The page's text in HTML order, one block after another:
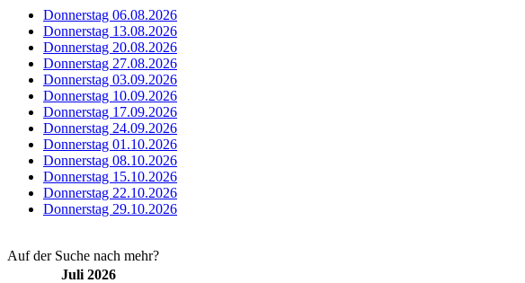
Donnerstag 06.08.2026
Donnerstag 13.08.2026
Donnerstag 20.08.2026
Donnerstag 27.08.2026
Donnerstag 03.09.2026
Donnerstag 10.09.2026
Donnerstag 17.09.2026
Donnerstag 24.09.2026
Donnerstag 01.10.2026
Donnerstag 08.10.2026
Donnerstag 15.10.2026
Donnerstag 22.10.2026
Donnerstag 29.10.2026
Auf der Suche nach mehr?
Juli 2026